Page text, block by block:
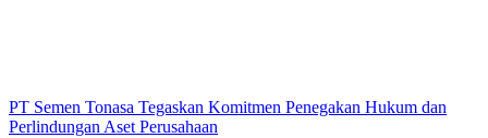
PT Semen Tonasa Tegaskan Komitmen Penegakan Hukum dan
Perlindungan Aset Perusahaan